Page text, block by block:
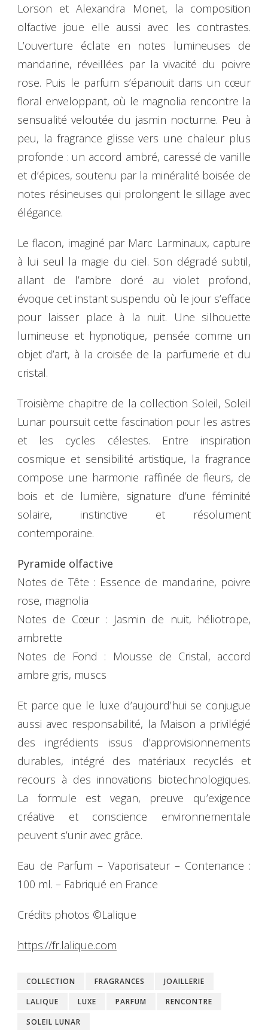
Lorson et Alexandra Monet, la composition
olfactive joue elle aussi avec les contrastes.
L’ouverture éclate en notes lumineuses de
mandarine, réveillées par la vivacité du poivre
rose. Puis le parfum s’épanouit dans un cœur
floral enveloppant, où le magnolia rencontre la
sensualité veloutée du jasmin nocturne. Peu à
peu, la fragrance glisse vers une chaleur plus
profonde : un accord ambré, caressé de vanille
et d’épices, soutenu par la minéralité boisée de
notes résineuses qui prolongent le sillage avec
élégance.
Le flacon, imaginé par Marc Larminaux, capture
à lui seul la magie du ciel. Son dégradé subtil,
allant de l’ambre doré au violet profond,
évoque cet instant suspendu où le jour s’efface
pour laisser place à la nuit. Une silhouette
lumineuse et hypnotique, pensée comme un
objet d’art, à la croisée de la parfumerie et du
cristal.
Troisième chapitre de la collection Soleil, Soleil
Lunar poursuit cette fascination pour les astres
et les cycles célestes. Entre inspiration
cosmique et sensibilité artistique, la fragrance
compose une harmonie raffinée de fleurs, de
bois et de lumière, signature d’une féminité
solaire, instinctive et résolument
contemporaine.
Pyramide olfactive
Notes de Tête : Essence de mandarine, poivre
rose, magnolia
Notes de Cœur : Jasmin de nuit, héliotrope,
ambrette
Notes de Fond : Mousse de Cristal, accord
ambre gris, muscs
Et parce que le luxe d’aujourd’hui se conjugue
aussi avec responsabilité, la Maison a privilégié
des ingrédients issus d’approvisionnements
durables, intégré des matériaux recyclés et
recours à des innovations biotechnologiques.
La formule est vegan, preuve qu’exigence
créative et conscience environnementale
peuvent s’unir avec grâce.
Eau de Parfum – Vaporisateur – Contenance :
100 ml. – Fabriqué en France
Crédits photos ©Lalique
https://fr.lalique.com
COLLECTION FRAGRANCES
JOAILLERIE
LALIQUE
LUXE PARFUM
RENCONTRE
SOLEIL LUNAR